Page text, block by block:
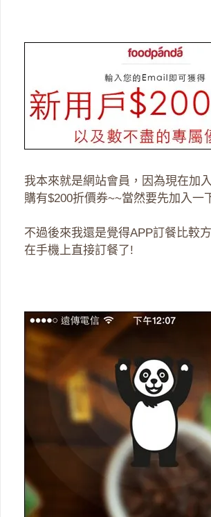
我本來就是網站會員，因為現在加
購有$200折價券~~當然要先加入一
不過後來我還是覺得APP訂餐比較
在手機上直接訂餐了!